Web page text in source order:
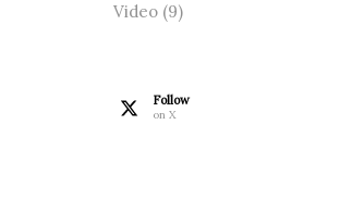
Video(9)
Follow
on X